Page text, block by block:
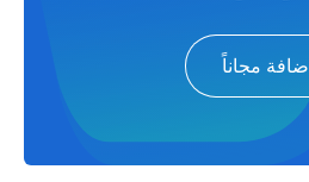
أضافة مجاناً